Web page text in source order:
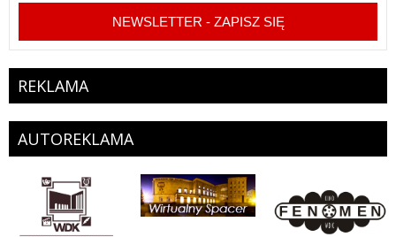
NEWSLETTER - ZAPISZ SIĘ
REKLAMA
AUTOREKLAMA